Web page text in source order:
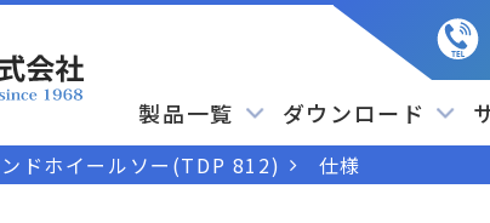
製品一覧 ダウンロード
ドホイールソー(TDP 812) 仕様